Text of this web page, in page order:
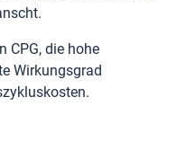
CPG, die hohe
Wirkungsgrad